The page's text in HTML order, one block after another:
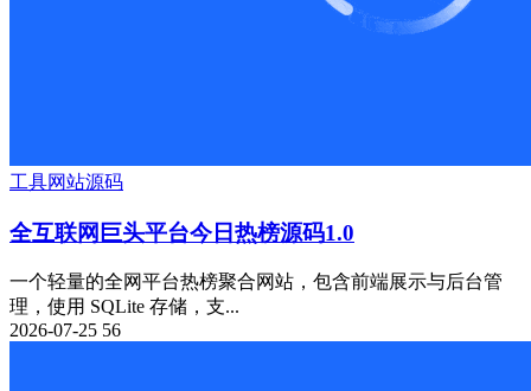
工具网站源码
全互联网巨头平台今日热榜源码1.0
一个轻量的全网平台热榜聚合网站，包含前端展示与后台管
理，使用 SQLite 存储，支...
2026-07-25 56